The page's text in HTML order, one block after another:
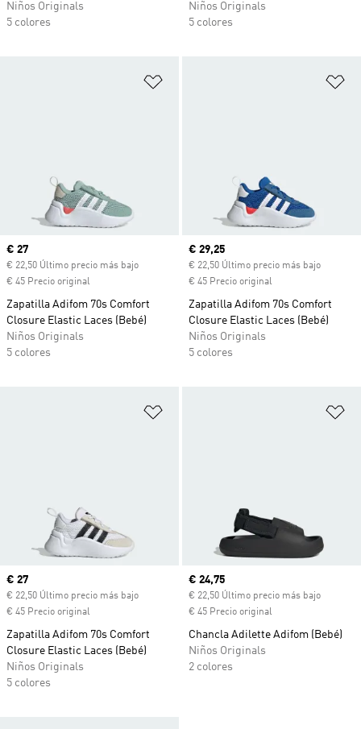
Niños Originals
5 colores
Niños Originals
5 colores
Precio actual
€ 27
€ 22,50 Último precio más bajo
€ 45 Precio original
Zapatilla Adifom 70s Comfort
Closure Elastic Laces (Bebé)
Niños Originals
5 colores
Precio actual
€ 29,25
€ 22,50 Último precio más bajo
€ 45 Precio original
Zapatilla Adifom 70s Comfort
Closure Elastic Laces (Bebé)
Niños Originals
5 colores
Precio actual
€ 27
€ 22,50 Último precio más bajo
€ 45 Precio original
Zapatilla Adifom 70s Comfort
Closure Elastic Laces (Bebé)
Niños Originals
5 colores
Precio actual
€ 24,75
€ 22,50 Último precio más bajo
€ 45 Precio original
Chancla Adilette Adifom (Bebé)
Niños Originals
2 colores